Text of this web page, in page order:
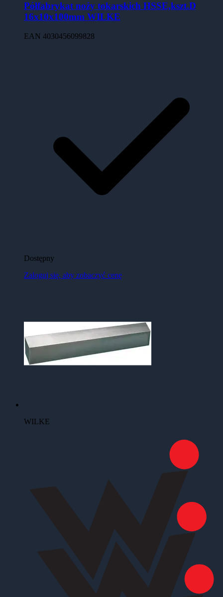
Półfabrykat noży tokarskich HSSE,kszt.D
16x10x100mm WILKE
EAN 4030456099828
Dostępny
Zaloguj się, aby zobaczyć cenę
WILKE